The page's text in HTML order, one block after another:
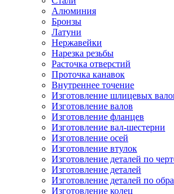
Алюминия
Бронзы
Латуни
Нержавейки
Нарезка резьбы
Расточка отверстий
Проточка канавок
Внутреннее точение
Изготовление шлицевых
Изготовление валов
Изготовление фланцев
Изготовление вал-шестерни
Изготовление осей
Изготовление втулок
Изготовление деталей по
Изготовление деталей
Изготовление деталей по
Изготовление колец